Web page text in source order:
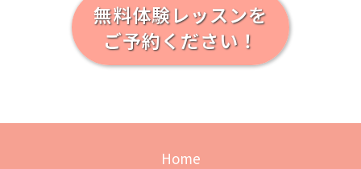
無料体験レッスンを
ご予約ください！
Home